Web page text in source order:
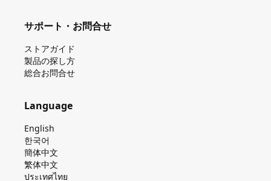
サポート・お問合せ
ストアガイド
製品の探し⽅
総合お問合せ
Language
English
한국어
簡体中文
繁体中文
ประเทศไทย